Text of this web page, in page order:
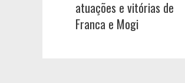
atuações e vitórias de
Franca e Mogi